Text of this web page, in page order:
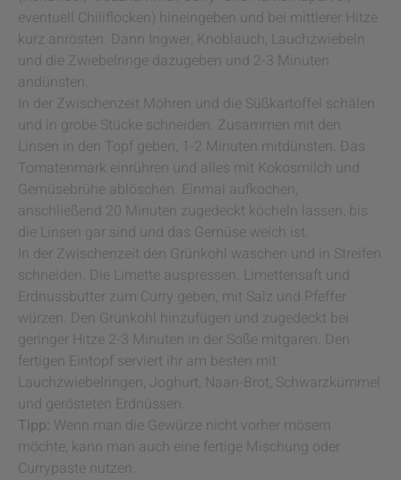
eventuell Chiliflocken) hineingeben und bei mittlerer Hitze
kurz anrösten. Dann Ingwer, Knoblauch, Lauchzwiebeln
und die Zwiebelringe dazugeben und 2-3 Minuten
andünsten.
In der Zwischenzeit Möhren und die Süßkartoffel schälen
und in grobe Stücke schneiden. Zusammen mit den
Linsen in den Topf geben, 1-2 Minuten mitdünsten. Das
Tomatenmark einrühren und alles mit Kokosmilch und
Gemüsebrühe ablöschen. Einmal aufkochen,
anschließend 20 Minuten zugedeckt köcheln lassen, bis
die Linsen gar sind und das Gemüse weich ist.
In der Zwischenzeit den Grünkohl waschen und in Streifen
schneiden. Die Limette auspressen. Limettensaft und
Erdnussbutter zum Curry geben, mit Salz und Pfeffer
würzen. Den Grünkohl hinzufügen und zugedeckt bei
geringer Hitze 2-3 Minuten in der Soße mitgaren. Den
fertigen Eintopf serviert ihr am besten mit
Lauchzwiebelringen, Joghurt, Naan-Brot, Schwarzkümmel
und gerösteten Erdnüssen.
Tipp: Wenn man die Gewürze nicht vorher mösern
möchte, kann man auch eine fertige Mischung oder
Currypaste nutzen.